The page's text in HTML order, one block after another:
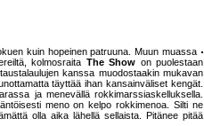
kuin hopeinen patruuna. Muun muassa
kolmosraita The Show on puolestaan
kanssa muodostaakin mukavan
täyttää ihan kansainväliset kengät.
ja menevällä rokkimarssiaskelluksella.
meno on kelpo rokkimenoa. Silti ne
olla aika lähellä sellaista. Pitänee pitää